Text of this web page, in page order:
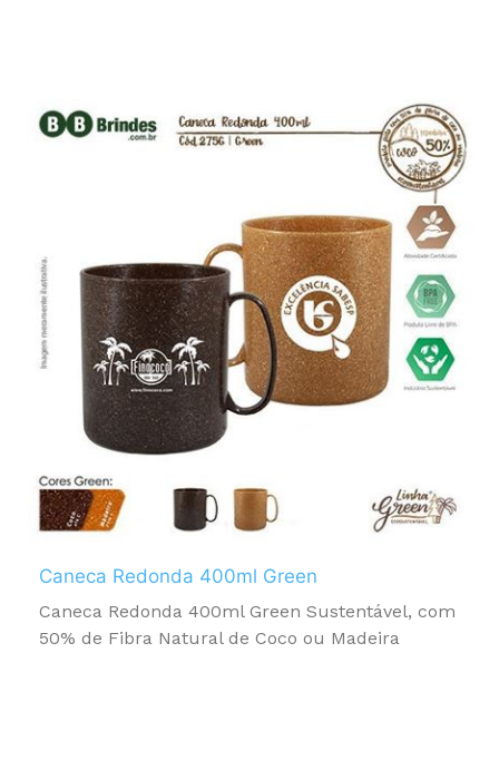
Caneca Redonda 400ml Green
Caneca Redonda 400ml Green Sustentável, com
50% de Fibra Natural de Coco ou Madeira